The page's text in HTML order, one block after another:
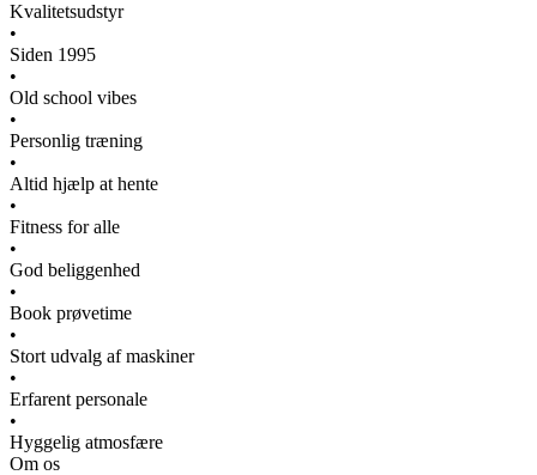
Kvalitetsudstyr
•
Siden 1995
•
Old school vibes
•
Personlig træning
•
Altid hjælp at hente
•
Fitness for alle
•
God beliggenhed
•
Book prøvetime
•
Stort udvalg af maskiner
•
Erfarent personale
•
Hyggelig atmosfære
Om os